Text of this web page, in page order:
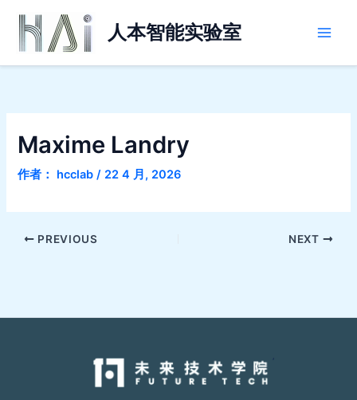
容
人本智能实验室
Maxime Landry
作者： hcclab/ 22 4 月, 2026
PREVIOUS NEXT